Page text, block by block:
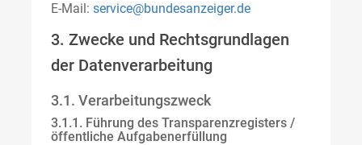
E-Mail: service@bundesanzeiger.de
3. Zwecke und Rechtsgrundlagen
der Datenverarbeitung
3.1. Verarbeitungszweck
3.1.1. Führung des Transparenzregisters /
öffentliche Aufgabenerfüllung